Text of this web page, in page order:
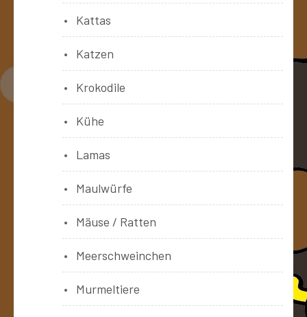
Kattas
Katzen
Krokodile
Kühe
Lamas
Maulwürfe
Mäuse / Ratten
Meerschweinchen
Murmeltiere